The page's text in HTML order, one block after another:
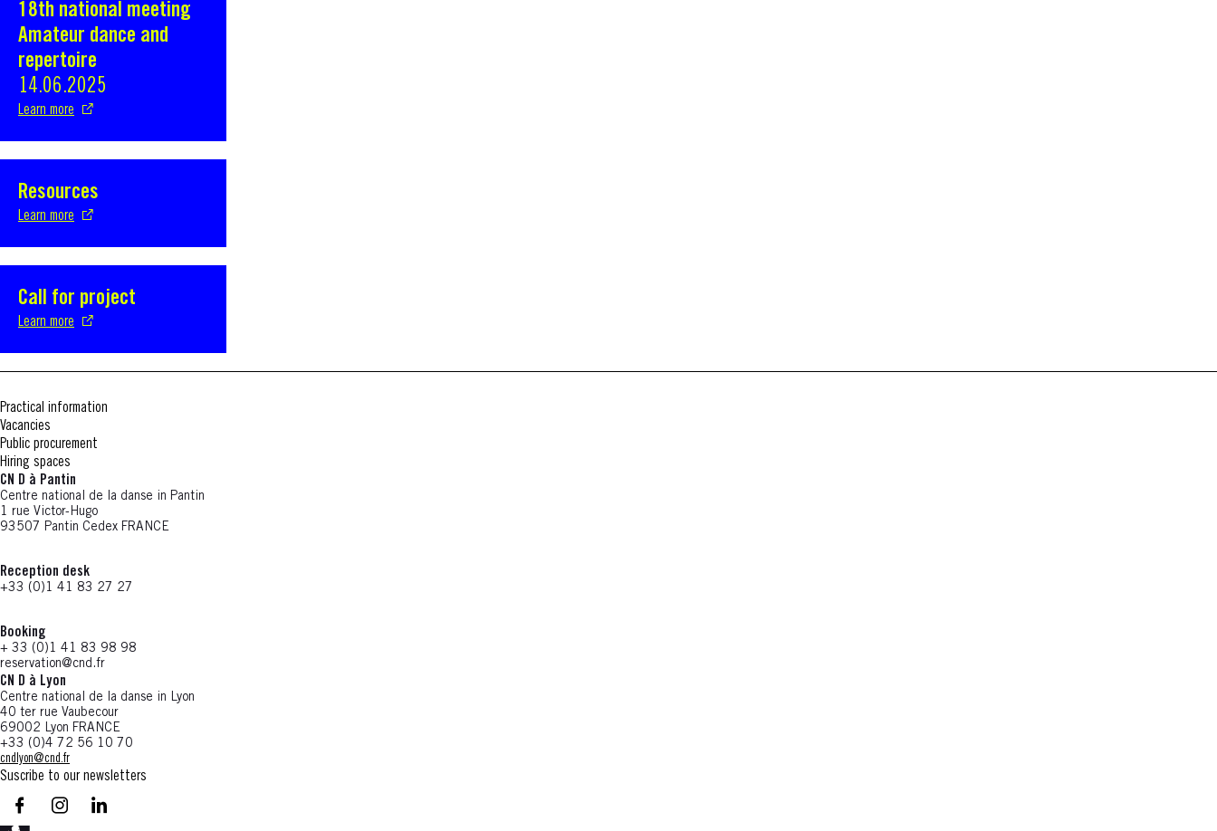
18th national meeting
Amateur dance and
repertoire
14.06.2025
Learn more
S'ouvre dans une nouvelle fenêtre
Resources
Learn more
S'ouvre dans une nouvelle fenêtre
Call for project
Learn more
S'ouvre dans une nouvelle fenêtre
Practical information
Vacancies
Public procurement
Hiring spaces
CN D à Pantin
Centre national de la danse in Pantin
1 rue Victor-Hugo
93507 Pantin Cedex FRANCE
Reception desk
+33 (0)1 41 83 27 27
Booking
+ 33 (0)1 41 83 98 98
reservation@cnd.fr
CN D à Lyon
Centre national de la danse in Lyon
40 ter rue Vaubecour
69002 Lyon FRANCE
+33 (0)4 72 56 10 70
cndlyon@cnd.fr
Suscribe to our newsletters
facebook - CN D - Nouvelle fenêtre
instagram - CN D - Nouvelle fenêtre
LinkedIn - CN D - Nouvelle fenêtre